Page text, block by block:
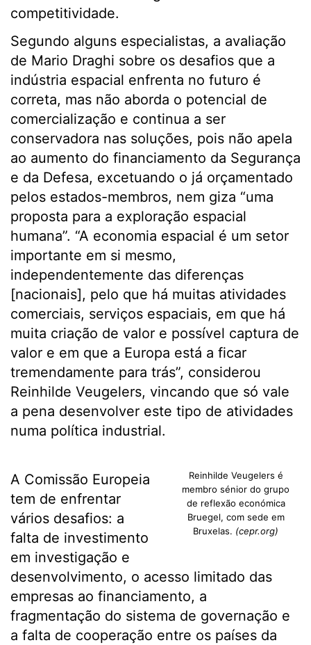
competitividade.
Segundo alguns especialistas, a avaliação
de Mario Draghi sobre os desafios que a
indústria espacial enfrenta no futuro é
correta, mas não aborda o potencial de
comercialização e continua a ser
conservadora nas soluções, pois não apela
ao aumento do financiamento da Segurança
e da Defesa, excetuando o já orçamentado
pelos estados-membros, nem giza “uma
proposta para a exploração espacial
humana”. “A economia espacial é um setor
importante em si mesmo,
independentemente das diferenças
[nacionais], pelo que há muitas atividades
comerciais, serviços espaciais, em que há
muita criação de valor e possível captura de
valor e em que a Europa está a ficar
tremendamente para trás”, considerou
Reinhilde Veugelers, vincando que só vale
a pena desenvolver este tipo de atividades
numa política industrial.
Reinhilde Veugelers é
membro sénior do grupo
de reflexão económica
Bruegel, com sede em
Bruxelas. (cepr.org)
A Comissão Europeia
tem de enfrentar
vários desafios: a
falta de investimento
em investigação e
desenvolvimento, o acesso limitado das
empresas ao financiamento, a
fragmentação do sistema de governação e
a falta de cooperação entre os países da